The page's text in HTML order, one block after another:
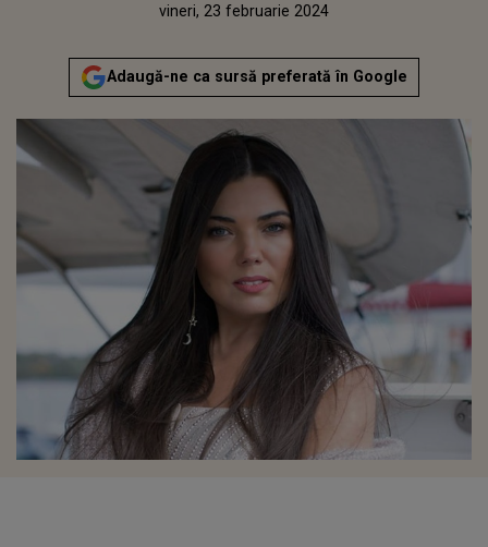
joi, 23 februarie 2023Actualizat:
vineri, 23 februarie 2024
Adaugă-ne ca sursă preferată în Google